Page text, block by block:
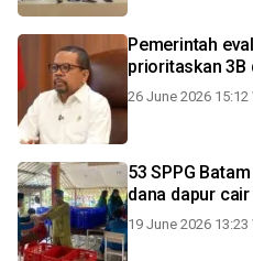
Pemerintah
prioritaskan 3B
26 June 2026 15:12
53 SPPG
dana dapur cair
19 June 2026 13:23